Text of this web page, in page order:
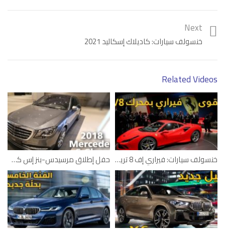
Category: فيديو
Next
خنسولف سيارات: كاديلاك إسكاليد 2021
Related Videos
حفل إطلاق مرسيدس-بنز إس كلاس 2018 في أبوظبي خنسولف سيارات: فيراري إف 8 تريبوتو